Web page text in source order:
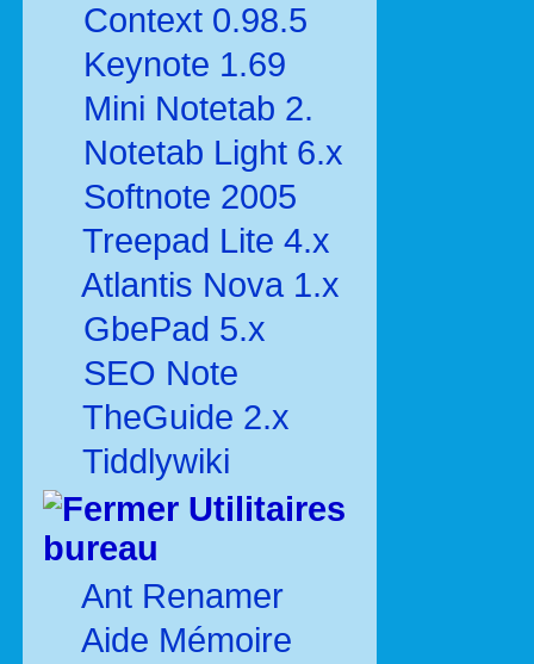
Context 0.98.5
Keynote 1.69
Mini Notetab 2.
Notetab Light 6.x
Softnote 2005
Treepad Lite 4.x
Atlantis Nova 1.x
GbePad 5.x
SEO Note
TheGuide 2.x
Tiddlywiki
Utilitaires
bureau
Ant Renamer
Aide Mémoire